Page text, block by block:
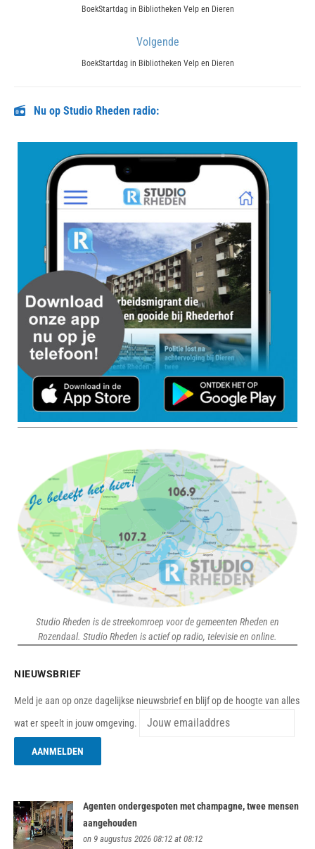
Previous
BoekStartdag in Bibliotheken Velp en Dieren
Volgende
Next
BoekStartdag in Bibliotheken Velp en Dieren
Nu op Studio Rheden radio:
Studio Rheden is de streekomroep voor de gemeenten Rheden en
Rozendaal. Studio Rheden is actief op radio, televisie en online.
NIEUWSBRIEF
Meld je aan op onze dagelijkse nieuwsbrief en blijf op de hoogte van alles
wat er speelt in jouw omgeving.
Agenten ondergespoten met champagne, twee mensen
aangehouden
on 9 augustus 2026 08:12 at 08:12